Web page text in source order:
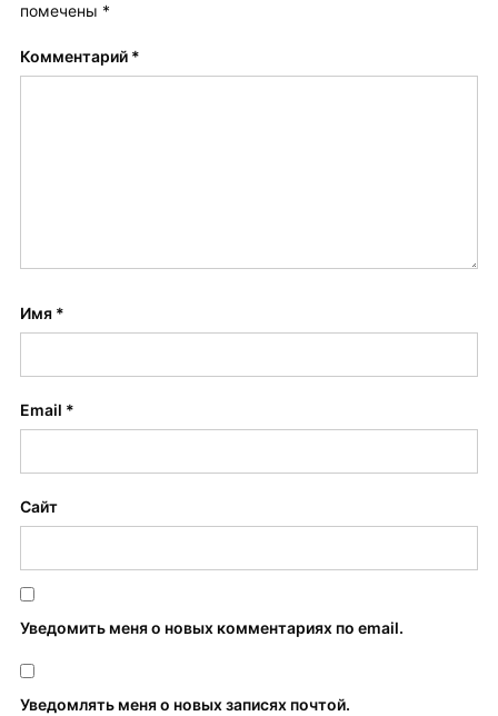
помечены *
Комментарий *
Имя *
Email *
Сайт
Уведомить меня о новых комментариях по email.
Уведомлять меня о новых записях почтой.